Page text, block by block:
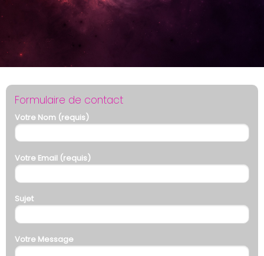
Formulaire de contact
Votre Nom (requis)
Votre Email (requis)
Sujet
Votre Message